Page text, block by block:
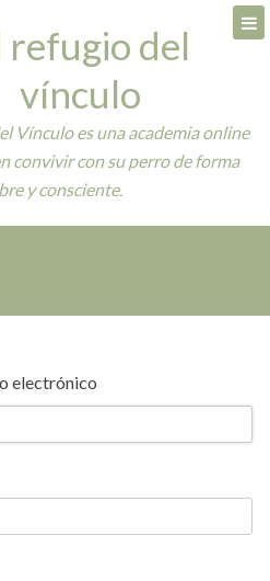
refugio del
vínculo
Vínculo es una academia online
convivir con su perro de forma
y consciente.
electrónico